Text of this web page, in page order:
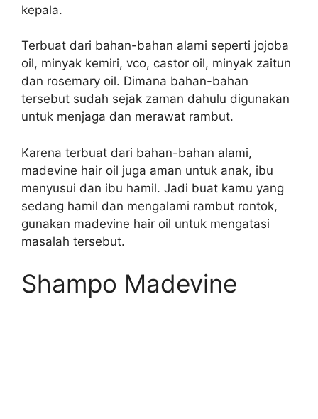
kepala.
Terbuat dari bahan-bahan alami seperti jojoba
oil, minyak kemiri, vco, castor oil, minyak zaitun
dan rosemary oil. Dimana bahan-bahan
tersebut sudah sejak zaman dahulu digunakan
untuk menjaga dan merawat rambut.
Karena terbuat dari bahan-bahan alami,
madevine hair oil juga aman untuk anak, ibu
menyusui dan ibu hamil. Jadi buat kamu yang
sedang hamil dan mengalami rambut rontok,
gunakan madevine hair oil untuk mengatasi
masalah tersebut.
Shampo Madevine